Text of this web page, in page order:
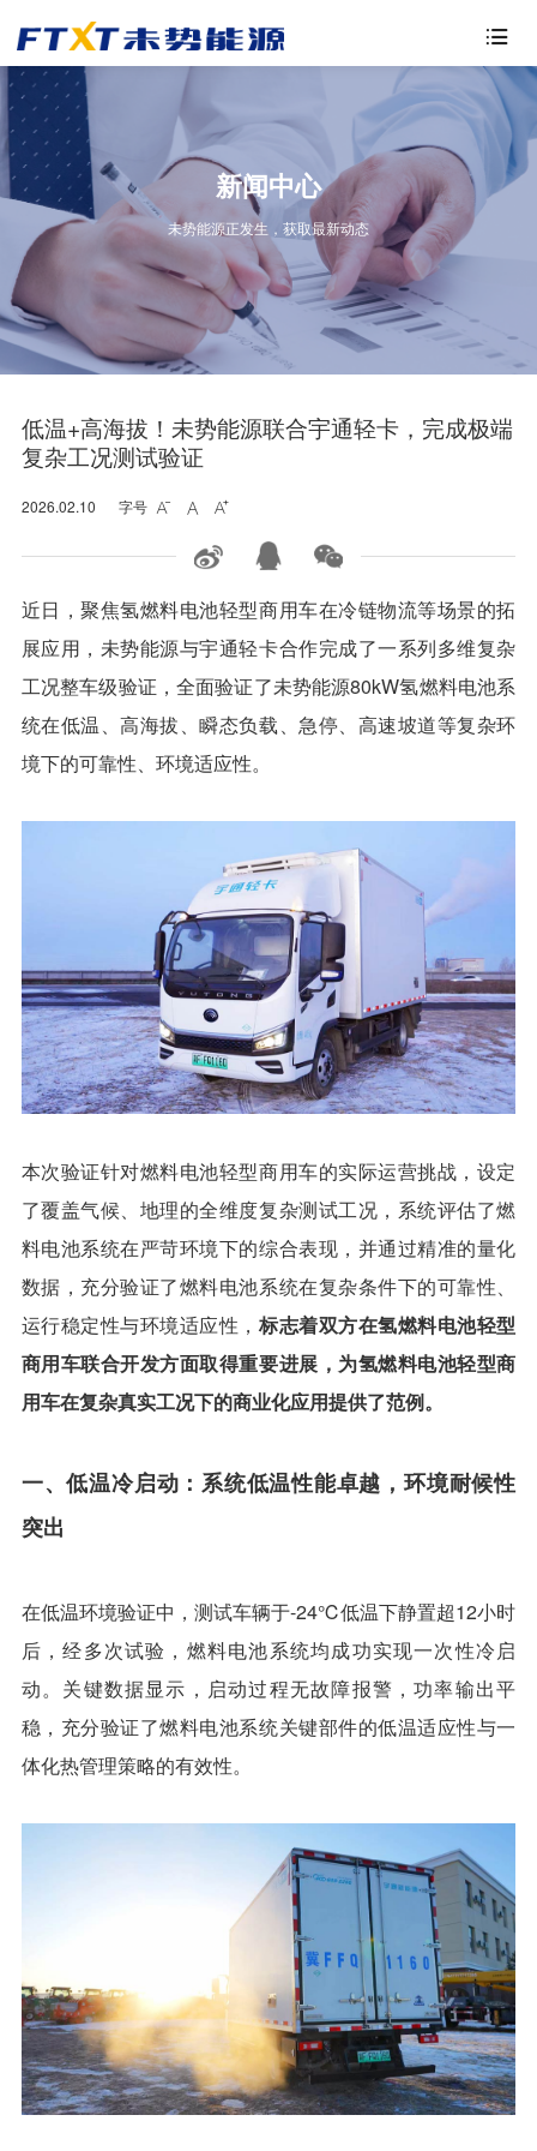

新闻中心
未势能源正发生，获取最新动态
低温+高海拔！未势能源联合宇通轻卡，完成极端
复杂工况测试验证
2026.02.10 字号   
近日，聚焦氢燃料电池轻型商用车在冷链物流等场景的拓
展应用，未势能源与宇通轻卡合作完成了一系列多维复杂
工况整车级验证，全面验证了未势能源80kW氢燃料电池系
统在低温、高海拔、瞬态负载、急停、高速坡道等复杂环
境下的可靠性、环境适应性。
本次验证针对燃料电池轻型商用车的实际运营挑战，设定
了覆盖气候、地理的全维度复杂测试工况，系统评估了燃
料电池系统在严苛环境下的综合表现，并通过精准的量化
数据，充分验证了燃料电池系统在复杂条件下的可靠性、
运行稳定性与环境适应性， 标志着双方在氢燃料电池轻型
商用车联合开发方面取得重要进展，为氢燃料电池轻型商
用车在复杂真实工况下的商业化应用提供了范例。
一、低温冷启动：系统低温性能卓越，环境耐候性
突出
在低温环境验证中，测试车辆于-24℃低温下静置超12小时
后，经多次试验，燃料电池系统均成功实现一次性冷启
动。关键数据显示，启动过程无故障报警，功率输出平
稳，充分验证了燃料电池系统关键部件的低温适应性与一
体化热管理策略的有效性。